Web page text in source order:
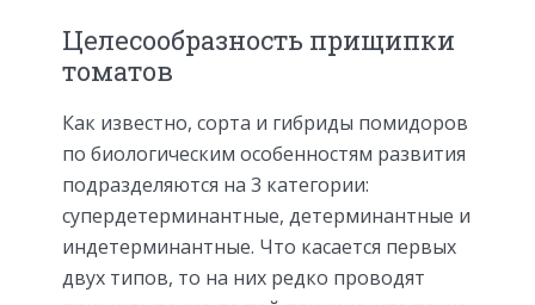
Целесообразность прищипки
томатов
Как известно, сорта и гибриды помидоров
по биологическим особенностям развития
подразделяются на 3 категории:
супердетерминантные, детерминантные и
индетерминантные. Что касается первых
двух типов, то на них редко проводят